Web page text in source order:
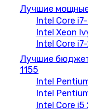
Лучшие
Intel Core
Intel Xeon
Intel Core
Лучшие
1155
Intel
Intel
Intel Core i5